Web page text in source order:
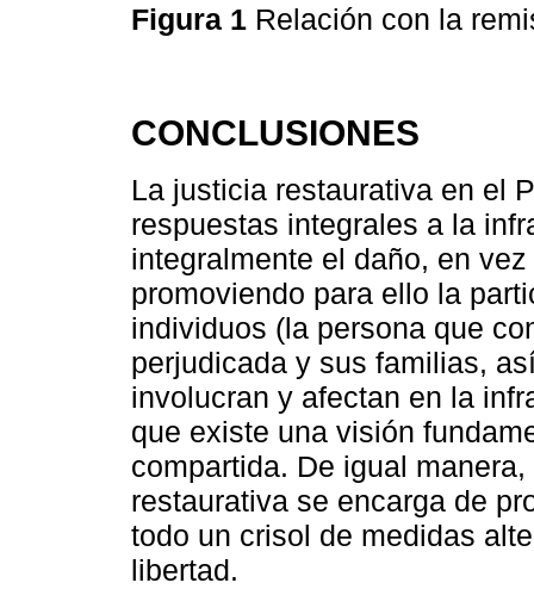
Figura 1 Relación con la
CONCLUSIONES
La justicia restaurativa en el
respuestas integrales a la
integralmente el daño, en
promoviendo para ello la
individuos (la persona que
perjudicada y sus familias,
involucran y afectan en la
que existe una visión
compartida. De igual
restaurativa se encarga de
todo un crisol de medidas
libertad.